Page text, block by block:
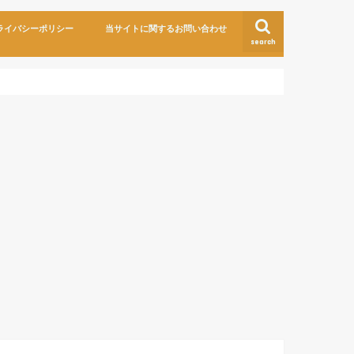
search
イバシーポリシー 当サイトに関するお問い合わせ